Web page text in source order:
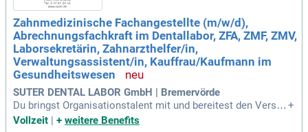
Zahnmedizinische Fachangestellte (m/w/d),
Abrechnungsfachkraft im Dentallabor, ZFA, ZMF, ZMV,
Laborsekretärin, Zahnarzthelfer/in,
Verwaltungsassistent/in, Kauffrau/Kaufmann im
Gesundheitswesen
SUTER DENTAL LABOR GmbH | Bremervörde
Du bringst Organisationstalent mit und bereitest den Versan
d effizient vor sowie bearbeitest telefonische Anfragen. Die
+
Vollzeit
+ weitere Benefits